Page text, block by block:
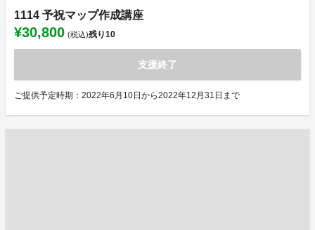
1114 予祝マップ作成講座
¥30,800 (税込)残り10
支援終了
ご提供予定時期：2022年6月10日から2022年12月31日まで